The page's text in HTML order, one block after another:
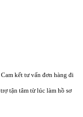
kết tư vấn đơn hàng đi
tận tâm từ lúc làm hồ sơ